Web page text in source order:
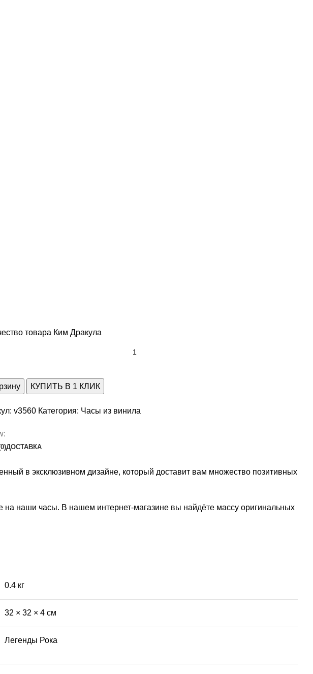
товара Ким Дракула
КУПИТЬ В 1 КЛИК
v3560 Категория: Часы из винила
ДОСТАВКА
в эксклюзивном дизайне, который доставит вам множество позитивных
наши часы. В нашем интернет-магазине вы найдёте массу оригинальных
0.4 кг
32 × 32 × 4 см
Легенды Рока